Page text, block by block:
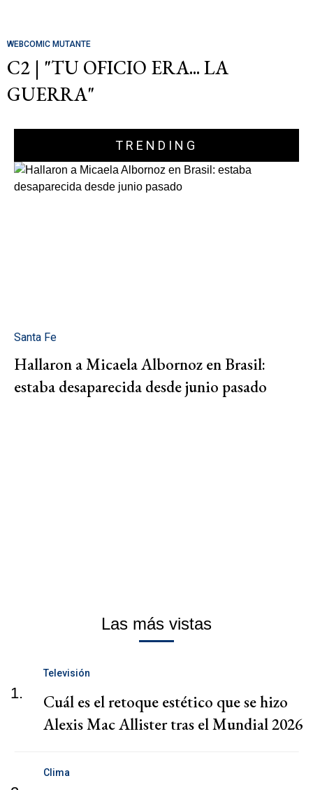
WEBCOMIC MUTANTE
C2 | "TU OFICIO ERA... LA
GUERRA"
TRENDING
Santa Fe
Hallaron a Micaela Albornoz en Brasil:
estaba desaparecida desde junio pasado
Las más vistas
1.
Televisión
Cuál es el retoque estético que se hizo
Alexis Mac Allister tras el Mundial 2026
Clima